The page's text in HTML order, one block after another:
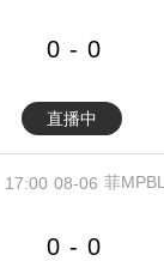
0 - 0
直播中
08-06
17:00 菲MPBL
0 - 0